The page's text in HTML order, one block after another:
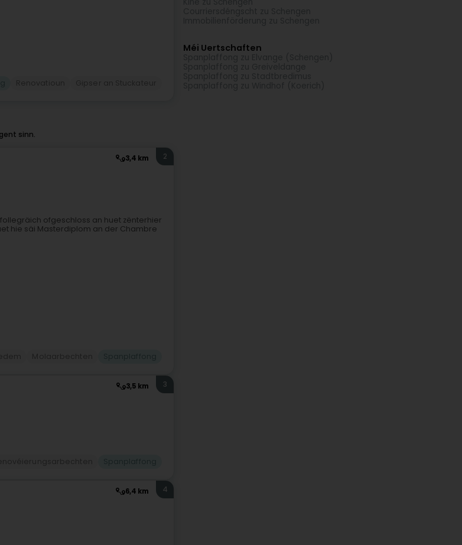
sinn.
3,4 km 2
ofgeschloss an huet zënterhier
hie säi Masterdiplom an der Chambre
3,5 km 3
6,4 km 4
Méi Uertschaften